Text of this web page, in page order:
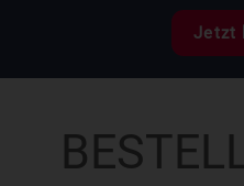
Jetzt